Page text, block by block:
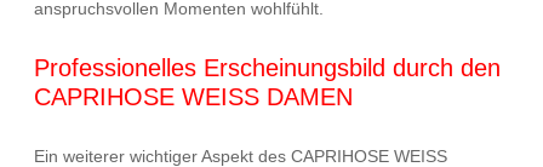
anspruchsvollen Momenten wohlfühlt.
Professionelles Erscheinungsbild durch den
CAPRIHOSE WEISS DAMEN
Ein weiterer wichtiger Aspekt des CAPRIHOSE WEISS